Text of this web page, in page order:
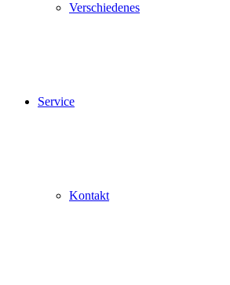
Verschiedenes
Service
Kontakt